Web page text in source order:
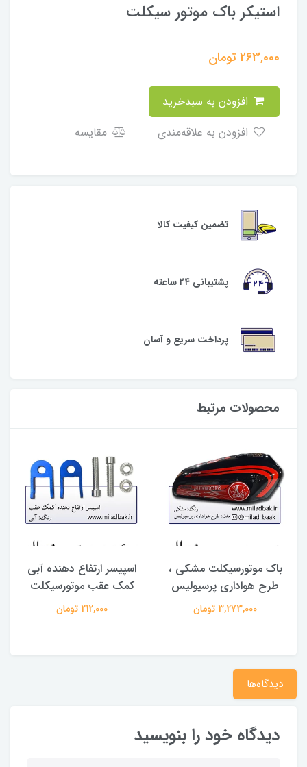
استیکر باک موتور سیکلت
263,000تومان
مقایسه
تضمین کیفیت کالا
پشتیبانی ۲۴ ساعته
پرداخت سریع و آسان
محصولات مرتبط
باک موتورسیکلت مشکی ،
طرح هواداری پرسپولیس
3,273,000 تومان
اسپیسر ارتفاع دهنده آبی
کمک عقب موتورسیکلت
212,000 تومان
دیدگاه‌ها
دیدگاه خود را بنویسید